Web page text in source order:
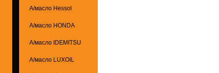
А/масло Hessol
А/масло HONDA
А/масло IDEMITSU
А/масло LUXOIL